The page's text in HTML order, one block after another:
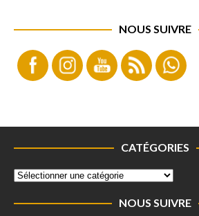
NOUS SUIVRE
CATÉGORIES
NOUS SUIVRE